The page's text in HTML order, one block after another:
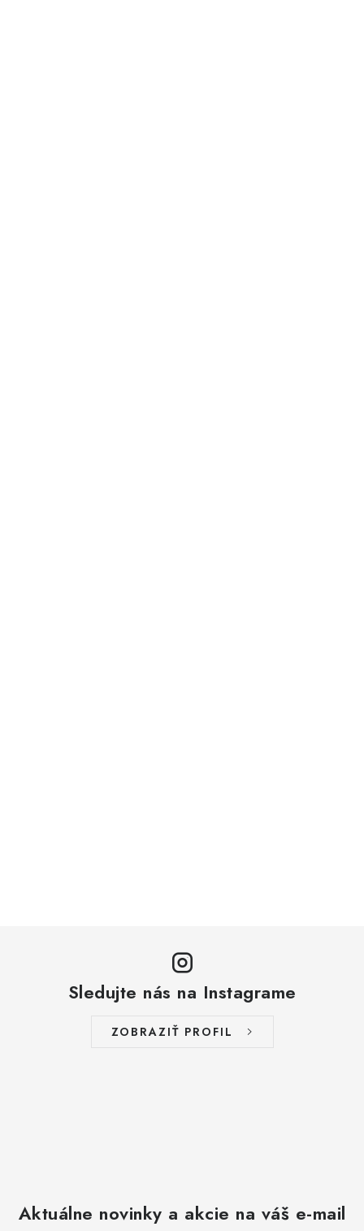
Sledujte nás na Instagrame
ZOBRAZIŤ PROFIL
Aktuálne novinky a akcie na váš e-mail